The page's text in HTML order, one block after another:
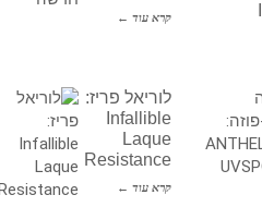
קרא עוד ←
לוריאל פריז:
Infallible
Laque
Resistance
קרא עוד ←